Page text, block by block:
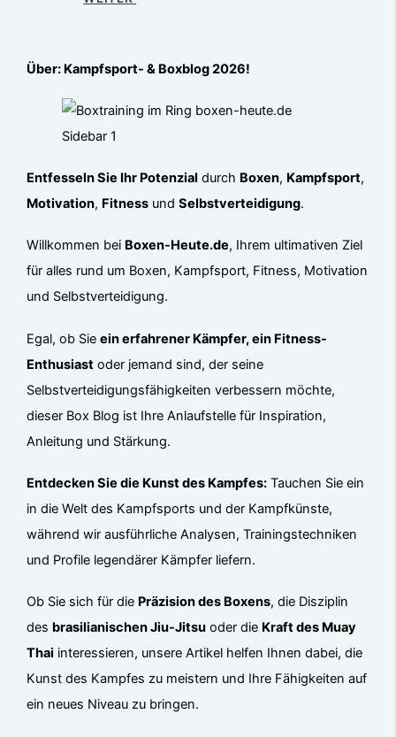
Über: Kampfsport- & Boxblog 2026!
Entfesseln Sie Ihr Potenzial durch Boxen, Kampfsport,
Motivation, Fitness undSelbstverteidigung.
Willkommen bei Boxen-Heute.de, Ihrem ultimativen Ziel
für alles rund um Boxen, Kampfsport, Fitness, Motivation
und Selbstverteidigung.
Egal, ob Sieein erfahrener Kämpfer, ein Fitness-
Enthusiast oder jemand sind, der seine
Selbstverteidigungsfähigkeiten verbessern möchte,
dieser Box Blog ist Ihre Anlaufstelle für Inspiration,
Anleitung und Stärkung.
Entdecken Sie die Kunst des Kampfes: Tauchen Sie ein
in die Welt des Kampfsports und der Kampfkünste,
während wir ausführliche Analysen, Trainingstechniken
und Profile legendärer Kämpfer liefern.
Ob Sie sich für die Präzision des Boxens, die Disziplin
des brasilianischen Jiu-Jitsu oder die Kraft des Muay
Thai interessieren, unsere Artikel helfen Ihnen dabei, die
Kunst des Kampfes zu meistern und Ihre Fähigkeiten auf
ein neues Niveau zu bringen.